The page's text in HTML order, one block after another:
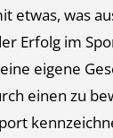
etwas, was
Erfolg im
eigene
einen zu